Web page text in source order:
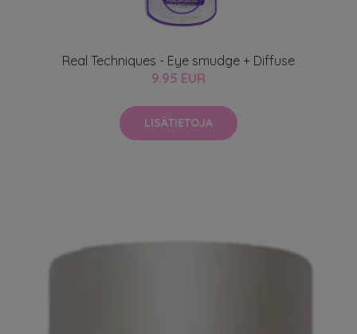
Real Techniques - Eye smudge + Diffuse
9.95 EUR
LISÄTIETOJA